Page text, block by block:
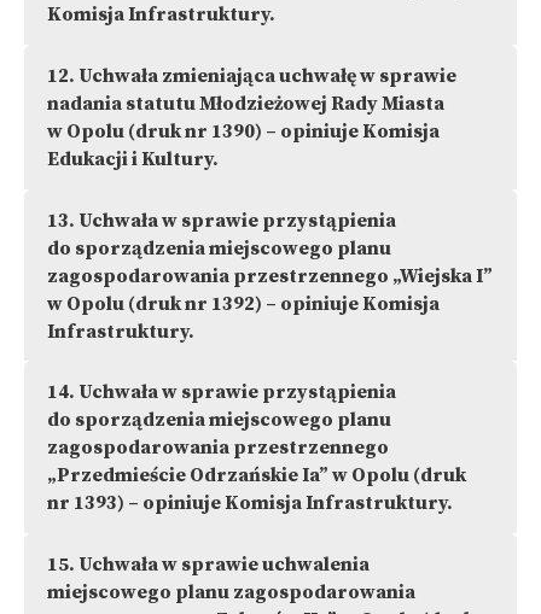
Komisja Infrastruktury.
12. Uchwała zmieniająca uchwałę w sprawie
nadania statutu Młodzieżowej Rady Miasta
w Opolu (druk nr 1390) – opiniuje Komisja
Edukacji i Kultury.
13. Uchwała w sprawie przystąpienia
do sporządzenia miejscowego planu
zagospodarowania przestrzennego „Wiejska I”
w Opolu (druk nr 1392) – opiniuje Komisja
Infrastruktury.
14. Uchwała w sprawie przystąpienia
do sporządzenia miejscowego planu
zagospodarowania przestrzennego
„Przedmieście Odrzańskie Ia” w Opolu (druk
nr 1393) – opiniuje Komisja Infrastruktury.
15. Uchwała w sprawie uchwalenia
miejscowego planu zagospodarowania